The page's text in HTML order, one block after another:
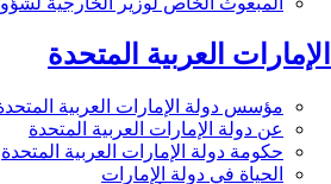
الإمارات العربية المتحدة
مؤسس دولة الإمارات العربية
عن دولة الإمارات العربية المتحدة
حكومة دولة الإمارات العربية المتحدة
الحياة في دولة الإمارات